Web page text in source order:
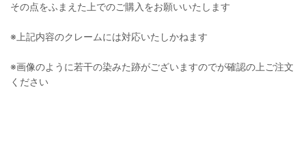
その点をふまえた上でのご購入をお願いいたします
※上記内容のクレームには対応いたしかねます
※画像のように若干の染みた跡がございますのでが確認の上ご注文
ください